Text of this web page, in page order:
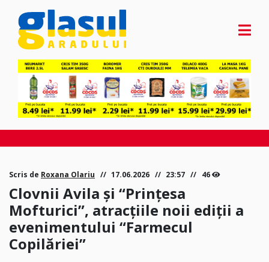
Scris de Roxana Olariu 17.06.2026 23:57 46
Clovnii Avila și “Prințesa
Mofturici”, atracțiile noii ediții a
evenimentului “Farmecul
Copilăriei”